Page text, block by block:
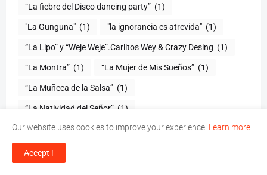
“La fiebre del Disco dancing party” (1)
(1) "la ignorancia es atrevida" (1)
“La Lipo” y “Weje Weje”.Carlitos Wey & Crazy Desing (1)
“La Montra” (1) “La Mujer de Mis Sueños” (1)
“La Muñeca de la Salsa” (1)
“La Natividad del Señor” (1)
“La Noche Larga de Museos” (1) “La Salsa (1)
“La Seguridad
Our website uses cookies to improve your experience. Learn more
Accept !